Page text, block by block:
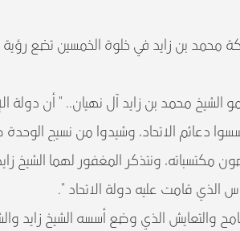
محمد بن زايد في خلوة الخمسين تضع
الشيخ محمد بن زايد آل نهيان.. " أن دولة
دعائم الاتحاد، وشيدوا من نسيج الوحدة
مكتسباته، ونتذكر المغفور لهما الشيخ
قامت عليه دولة الاتحاد ".
والتعايش الذي وضع أسسه الشيخ زايد